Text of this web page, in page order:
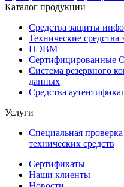
Каталог продукции
Средства защиты
Технические
ПЭВМ
Сертифицированные
Система резервного
данных
Средства
Услуги
Специальная
технических средств
Сертификаты
Наши клиенты